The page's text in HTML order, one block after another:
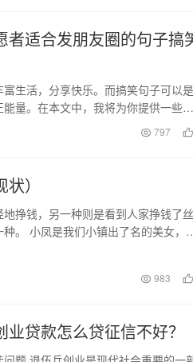
者适合发朋友圈的句子搞
生活，分享快乐。而搞笑句子可以是
量。在本文中，我将为你提供一些志
797
）
挣钱，另一种则是看到人家挣钱了丝
。 小凤是我们小镇出了名的美女，
983
贷款怎么贷征信不好？